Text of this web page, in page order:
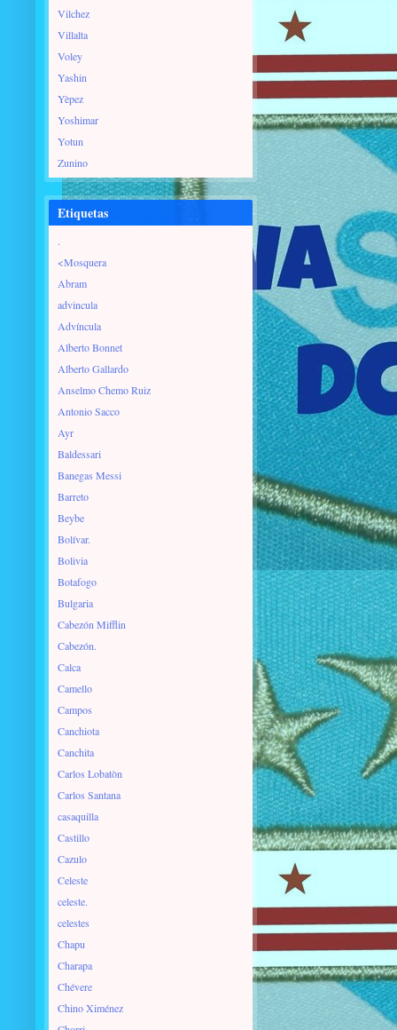
Vilchez
Villalta
Voley
Yashin
Yèpez
Yoshimar
Yotun
Zunino
Etiquetas
.
<Mosquera
Abram
advincula
Advíncula
Alberto Bonnet
Alberto Gallardo
Anselmo Chemo Ruiz
Antonio Sacco
Ayr
Baldessari
Banegas Messi
Barreto
Beybe
Bolívar.
Bolivia
Botafogo
Bulgaria
Cabezón Mifflin
Cabezón.
Calca
Camello
Campos
Canchiota
Canchita
Carlos Lobatòn
Carlos Santana
casaquilla
Castillo
Cazulo
Celeste
celeste.
celestes
Chapu
Charapa
Chévere
Chino Ximénez